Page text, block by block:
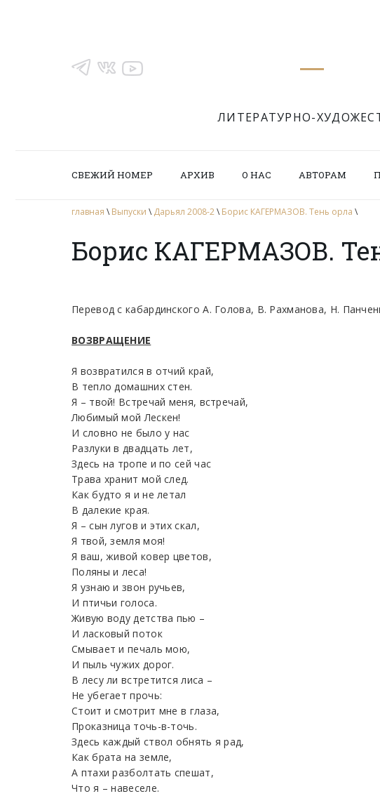
ЛИТЕРАТУРНО-
СВЕЖИЙ НОМЕР АРХИВ О НАС АВТОРАМ
главная \ Выпуски \ Дарьял 2008-2\ Борис КАГЕРМАЗОВ. Тень орла \
Борис КАГЕРМАЗОВ.
Перевод с кабардинского А. Голова, В. Рахманова, Н.
ВОЗВРАЩЕНИЕ
Я возвратился в отчий край,
В тепло домашних стен.
Я – твой! Встречай меня, встречай,
Любимый мой Лескен!
И словно не было у нас
Разлуки в двадцать лет,
Здесь на тропе и по сей час
Трава хранит мой след.
Как будто я и не летал
В далекие края.
Я – сын лугов и этих скал,
Я твой, земля моя!
Я ваш, живой ковер цветов,
Поляны и леса!
Я узнаю и звон ручьев,
И птичьи голоса.
Живую воду детства пью –
И ласковый поток
Смывает и печаль мою,
И пыль чужих дорог.
В лесу ли встретится лиса –
Не убегает прочь:
Стоит и смотрит мне в глаза,
Проказница точь-в-точь.
Здесь каждый ствол обнять я рад,
Как брата на земле,
А птахи разболтать спешат,
Что я – навеселе.